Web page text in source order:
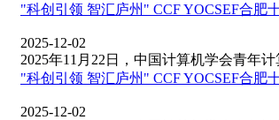
"科创引领 智汇庐州" CCF YOCSEF合肥
2025-12-02
2025年11月22日，中国计算机学会青年
"科创引领 智汇庐州" CCF YOCSEF合肥
2025-12-02